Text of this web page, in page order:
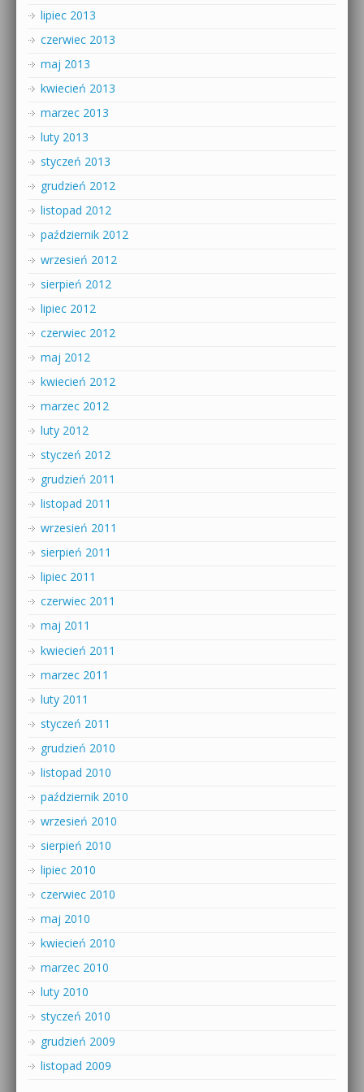
lipiec 2013
czerwiec 2013
maj 2013
kwiecień 2013
marzec 2013
luty 2013
styczeń 2013
grudzień 2012
listopad 2012
październik 2012
wrzesień 2012
sierpień 2012
lipiec 2012
czerwiec 2012
maj 2012
kwiecień 2012
marzec 2012
luty 2012
styczeń 2012
grudzień 2011
listopad 2011
wrzesień 2011
sierpień 2011
lipiec 2011
czerwiec 2011
maj 2011
kwiecień 2011
marzec 2011
luty 2011
styczeń 2011
grudzień 2010
listopad 2010
październik 2010
wrzesień 2010
sierpień 2010
lipiec 2010
czerwiec 2010
maj 2010
kwiecień 2010
marzec 2010
luty 2010
styczeń 2010
grudzień 2009
listopad 2009